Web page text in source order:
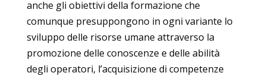
anche gli obiettivi della formazione che
comunque presuppongono in ogni variante lo
sviluppo delle risorse umane attraverso la
promozione delle conoscenze e delle abilità
degli operatori, l’acquisizione di competenze